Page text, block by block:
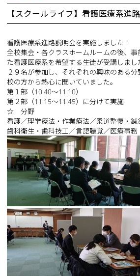
【スクールライフ】看護医療系進
看護医療系進路説明会を実施しました！
全校集会・各クラスホームルームの後、
た看護医療系を希望する生徒が受講しま
２９名が参加し、それぞれの興味のある
校の方から熱心に聞いていました。
第１部（10:40～11:10）
第２部（11:15～11:45）に分けて実施
☆ 分野
看護／理学療法・作業療法／柔道整復・鍼
歯科衛生・歯科技工／言語聴覚／医療事務